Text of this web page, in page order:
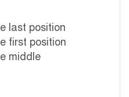
last position
first position
middle